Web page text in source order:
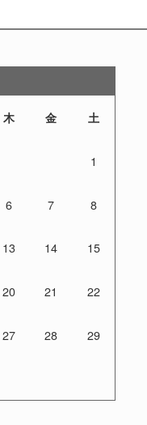
木 金 土
1
6 7 8
13 14 15
20 21 22
27 28 29